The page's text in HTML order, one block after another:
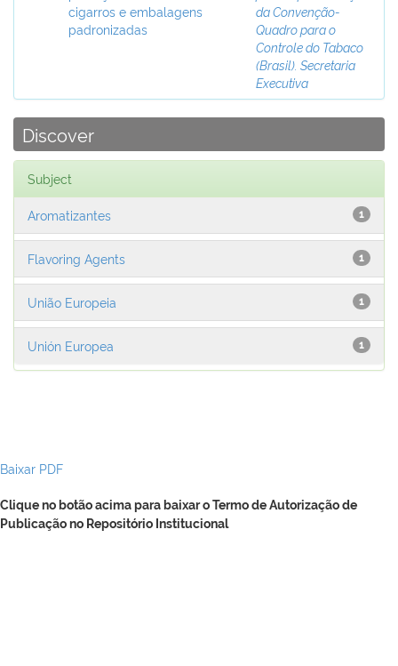
cigarros e embalagens
padronizadas
da Convenção-
Quadro para o
Controle do Tabaco
(Brasil). Secretaria
Executiva
Discover
Subject
1
Aromatizantes
1
Flavoring Agents
1
União Europeia
1
Unión Europea
Baixar PDF
Clique no botão acima para baixar o Termo de Autorização de
Publicação no Repositório Institucional